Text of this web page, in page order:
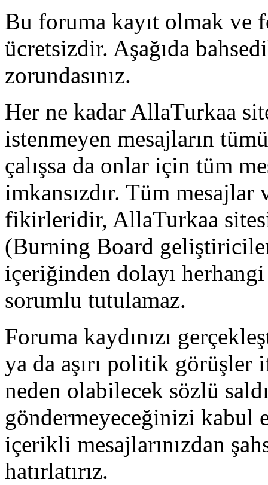
Bu foruma kayıt olmak ve
ücretsizdir. Aşağıda
zorundasınız.
Her ne kadar AllaTurkaa
istenmeyen mesajların
çalışsa da onlar için tüm
imkansızdır. Tüm mesajlar
fikirleridir, AllaTurkaa
(Burning Board
içeriğinden dolayı
sorumlu tutulamaz.
Foruma kaydınızı
ya da aşırı politik görüşler
neden olabilecek sözlü
göndermeyeceğinizi kabul
içerikli mesajlarınızdan
hatırlatırız.